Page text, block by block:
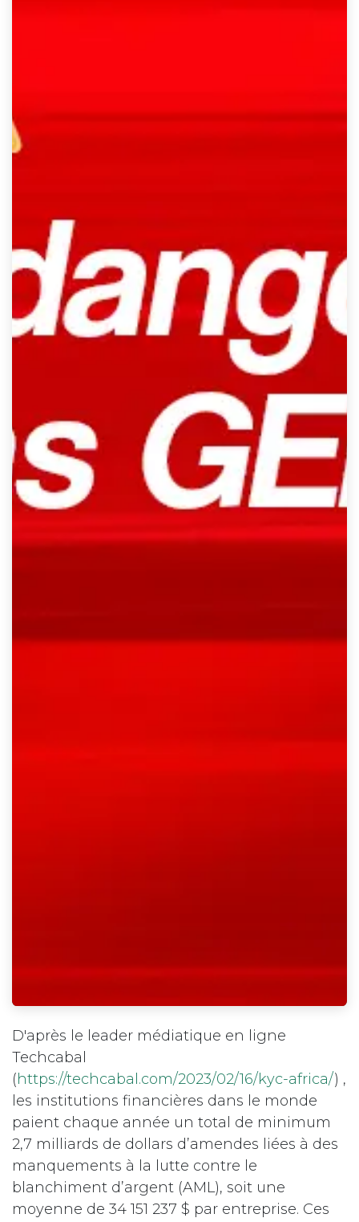
D'après le leader médiatique en ligne
Techcabal
(https://techcabal.com/2023/02/16/kyc-africa/) ,
les institutions financières dans le monde
paient chaque année un total de minimum
2,7 milliards de dollars d’amendes liées à des
manquements à la lutte contre le
blanchiment d’argent (AML), soit une
moyenne de 34 151 237 $ par entreprise. Ces